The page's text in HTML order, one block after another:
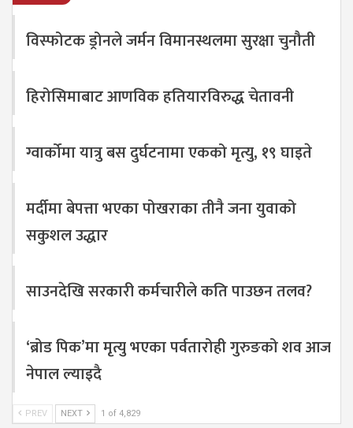
विस्फोटक ड्रोनले जर्मन विमानस्थलमा सुरक्षा चुनौती
हिरोसिमाबाट आणविक हतियारविरुद्ध चेतावनी
ग्वार्कोमा यात्रु बस दुर्घटनामा एकको मृत्यु, १९ घाइते
मर्दीमा बेपत्ता भएका पोखराका तीनै जना युवाको
सकुशल उद्धार
साउनदेखि सरकारी कर्मचारीले कति पाउछन तलव?
‘ब्रोड पिक’मा मृत्यु भएका पर्वतारोही गुरुङको शव आज
नेपाल ल्याइदै
PREV NEXT 1 of 4,829